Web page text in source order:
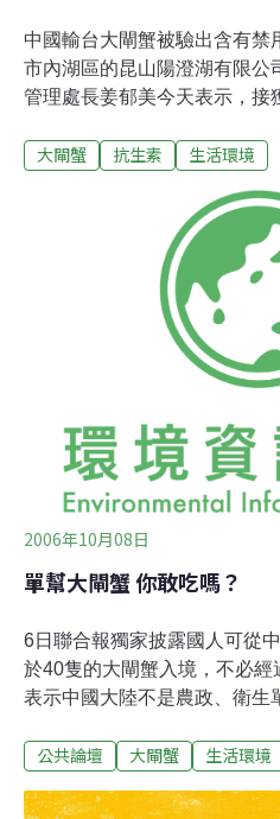
中國輸台大閘蟹被驗出含有禁
市內湖區的昆山陽澄湖有限公
管理處長姜郁美今天表示，接
食品衛生處長蕭東銘下午指出
多，不過還是會向進口商了解
山陽澄湖公司總經理周憲亮則
口前都經中國檢疫核可才放行
結果不一，可能是標準不同。
大閘蟹 抗生素 生活環境
2006年10月08日
單幫大閘蟹 你敢吃嗎？
6日聯合報獨家披露國人可從
於40隻的大閘蟹入境，不必
表示中國大陸不是農政、衛生
思議。中國大陸的大閘蟹不是
可逕自入台，還有什麼水產品
公共論壇 大閘蟹 生活環境